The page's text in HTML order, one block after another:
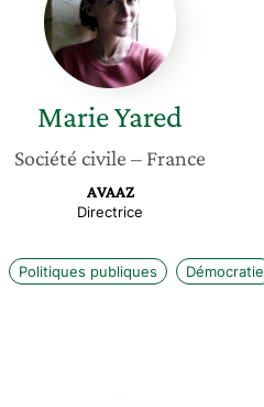
MarieYared
Société civile – France
AVAAZ
Directrice
Politiques publiques Démocratie